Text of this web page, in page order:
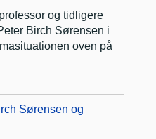
og tidligere
Birch Sørensen i
oven på